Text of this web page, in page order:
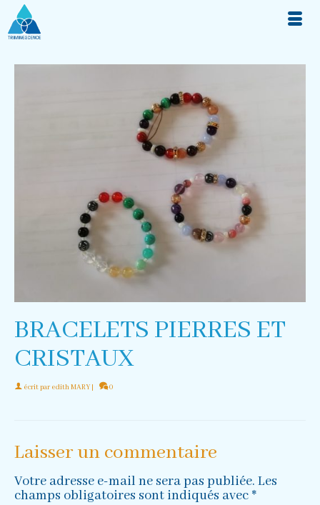
BRACELETS PIERRES ET
CRISTAUX
écrit par edith MARY | 0
Laisser un commentaire
Votre adresse e-mail ne sera pas publiée. Les
champs obligatoires sont indiqués avec *